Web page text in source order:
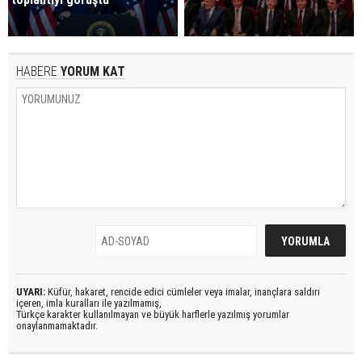
HABERE YORUM KAT
UYARI: Küfür, hakaret, rencide edici cümleler veya imalar, inançlara saldırı
içeren, imla kuralları ile yazılmamış,
Türkçe karakter kullanılmayan ve büyük harflerle yazılmış yorumlar
onaylanmamaktadır.